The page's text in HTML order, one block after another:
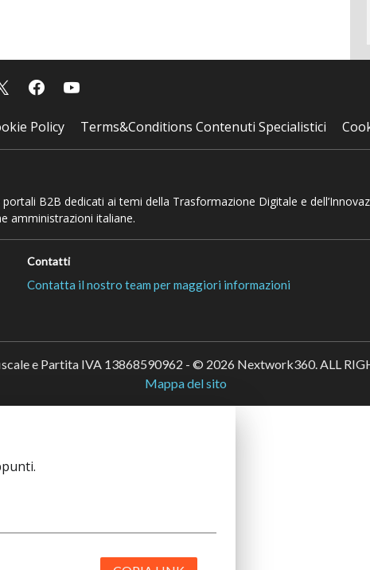
Policy Terms&Conditions Contenuti Specialistici
B2B dedicati ai temi della Trasformazione Digitale e
amministrazioni italiane.
Contatti
Contatta il nostro team per maggiori informazioni
e Partita IVA 13868590962 - © 2026 Nextwork360. ALL
Mappa del sito